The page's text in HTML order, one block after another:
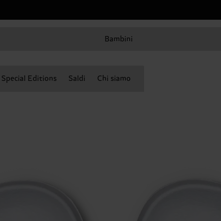
Bambini
Special Editions Saldi Chi siamo